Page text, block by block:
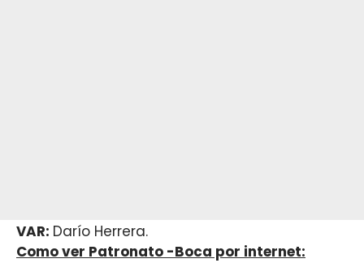
VAR: Darío Herrera.
Como ver Patronato -Boca por internet: